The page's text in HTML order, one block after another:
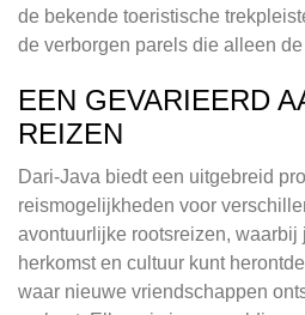
de bekende toeristische
de verborgen parels die alleen
EEN GEVARIEERD
REIZEN
Dari-Java biedt een uitgebreid
reismogelijkheden voor
avontuurlijke rootsreizen, waarbij
herkomst en cultuur kunt
waar nieuwe vriendschappen